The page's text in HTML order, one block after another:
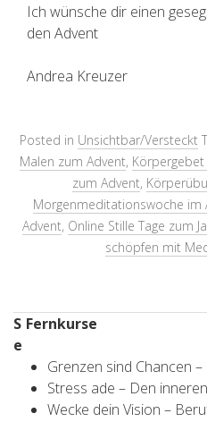
Ich wünsche dir einen
den Advent
Andrea Kreuzer
Posted in Unsichtbar/Versteckt
Malen zum Advent,
zum Advent,
Morgenmeditationswoche im
Advent, Online Stille Tage zum
schöpfen mit
Fernkurse
Grenzen sind Chancen
Stress ade – Den
Wecke dein Vision –
S
e